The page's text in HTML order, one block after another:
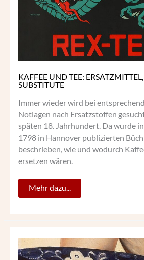
KAFFEE UND TEE:
SUBSTITUTE
Immer wieder wird bei
Notlagen nach Ersatzstoffen
späten 18. Jahrhundert. Da wurde
1798 in Hannover publizierten
beschrieben, wie und wodurch
ersetzen wären.
Mehr dazu...
„GROSSES
AUSTERNESSEN“